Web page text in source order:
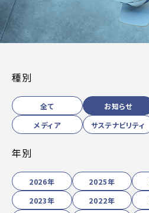
種別
全て お知らせ
メディア
サステナビリティ
年別
2026年 2025年
2023年
2022年